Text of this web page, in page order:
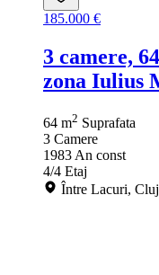
185.000 €
3 camere,
zona Iulius
64 m2 Suprafata
3 Camere
1983 An const
4/4 Etaj
Între Lacuri,